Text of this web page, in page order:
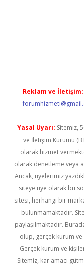
Reklam ve İletişim:
Yasal Uyarı: Sitemiz,
ve İletişim Kurumu
olarak hizmet
olarak denetleme veya
Ancak, üyelerimiz
siteye üye olarak bu
sitesi, herhangi bir
bulunmamaktadır.
paylaşılmaktadır.
olup, gerçek kurum ve
Gerçek kurum ve
Sitemiz, kar amacı